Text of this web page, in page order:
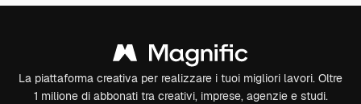
La piattaforma creativa per realizzare i tuoi migliori lavori. Oltre
1 milione di abbonati tra creativi, imprese, agenzie e studi.